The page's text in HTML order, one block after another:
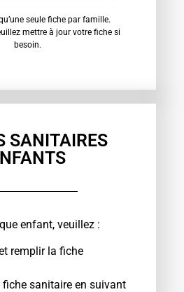
seule fiche par famille.
mettre à jour votre fiche si
besoin.
SANITAIRES
enfant, veuillez :
remplir la fiche
fiche sanitaire en suivant